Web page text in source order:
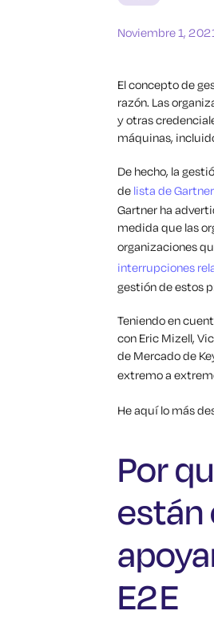
Noviembre 1,
El concepto de
razón. Las
y otras
máquinas,
De hecho, la
de lista de Gartner
Gartner ha
medida que las
organizaciones
interrupciones
gestión de estos
Teniendo en
con Eric Mizell,
de Mercado de
extremo a
He aquí lo más
Por
están
E2E